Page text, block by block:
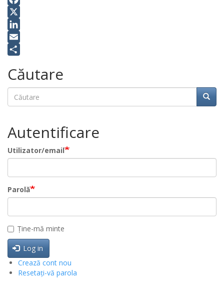
Facebook
X
LinkedIn
Email
Căutare
Căutare
Autentificare
Utilizator/email
Parolă
Ține-mă minte
Log in
Crează cont nou
Resetați-vă parola